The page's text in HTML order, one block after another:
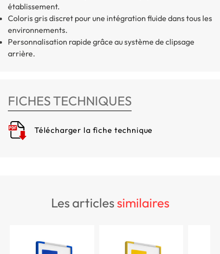
établissement.
Coloris gris discret pour une intégration fluide dans tous les
environnements.
Personnalisation rapide grâce au système de clipsage
arrière.
FICHES TECHNIQUES
Télécharger la fiche technique
les articlessimilaires